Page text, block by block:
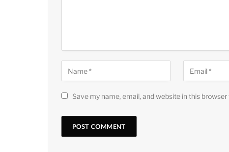
Save my name, email, and website in this